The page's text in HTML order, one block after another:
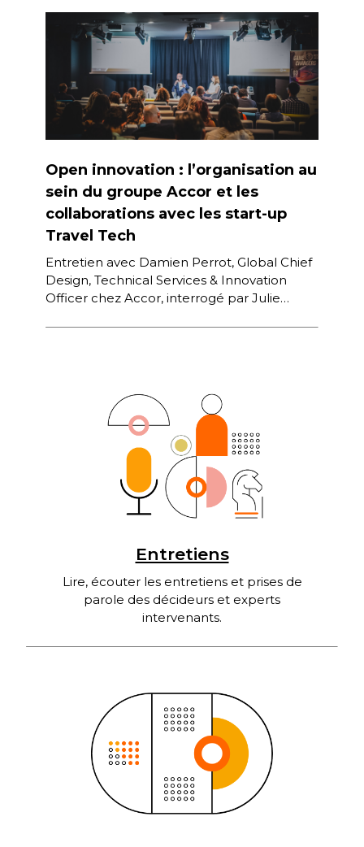
Open innovation : l’organisation au
sein du groupe Accor et les
collaborations avec les start-up
Travel Tech
Entretien avec Damien Perrot, Global Chief
Design, Technical Services & Innovation
Officer chez Accor, interrogé par Julie
Entretiens
Lire, écouter les entretiens et prises de
parole des décideurs et experts
intervenants.